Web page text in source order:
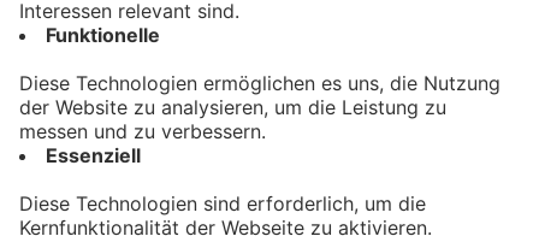
Kontakt